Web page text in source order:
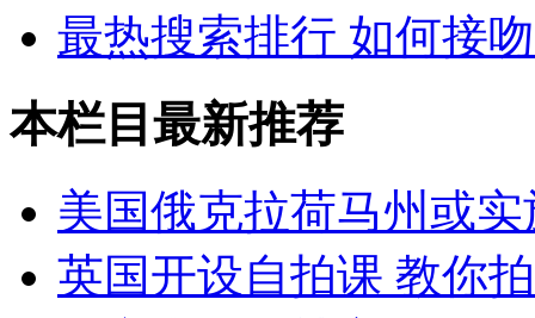
最热搜索排行 如何接
本栏目最新推荐
美国俄克拉荷马州或
英国开设自拍课 教你